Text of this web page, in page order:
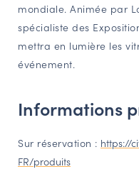
Comité d'Histoire
Service Inventaire et
Amateurs d’histoire et
Étudiants & chercheurs
mondiale. Animée par
spécialiste des
mettra en lumière les
événement.
Informations
Sur réservation : https://
FR/produits